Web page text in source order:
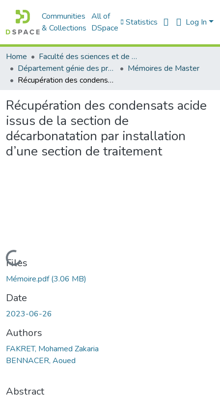
Communities
& Collections
All of
DSpace
Statistics Log In
Home
Faculté des sciences et de la technologie
Département génie des procédés
Mémoires de Master
Récupération des condensats acide issus de la section de décarbonatation par installation d’une section de traitement
Récupération des condensats acide
issus de la section de
décarbonatation par installation
d’une section de traitement
Loading...
Files
Mémoire.pdf(3.06 MB)
Date
2023-06-26
Authors
FAKRET, Mohamed Zakaria
BENNACER, Aoued
Abstract